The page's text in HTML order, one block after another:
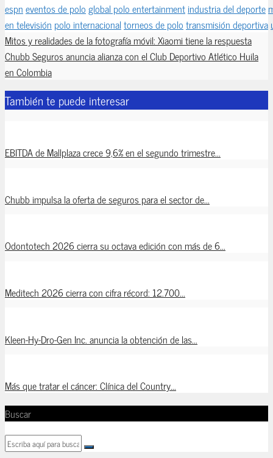
espneventos de pologlobal polo entertainmentindustria del deporte
en televisión polo internacionaltorneos de polotransmisión deportiva
Mitos y realidades de la fotografía móvil: Xiaomi tiene la respuesta
Chubb Seguros anuncia alianza con el Club Deportivo Atlético Huila
en Colombia
También te puede interesar
EBITDA de Mallplaza crece 9,6% en el segundo trimestre...
Chubb impulsa la oferta de seguros para el sector de...
Odontotech 2026 cierra su octava edición con más de 6...
Meditech 2026 cierra con cifra récord: 12.700...
Kleen-Hy-Dro-Gen Inc. anuncia la obtención de las...
Más que tratar el cáncer: Clínica del Country...
Buscar